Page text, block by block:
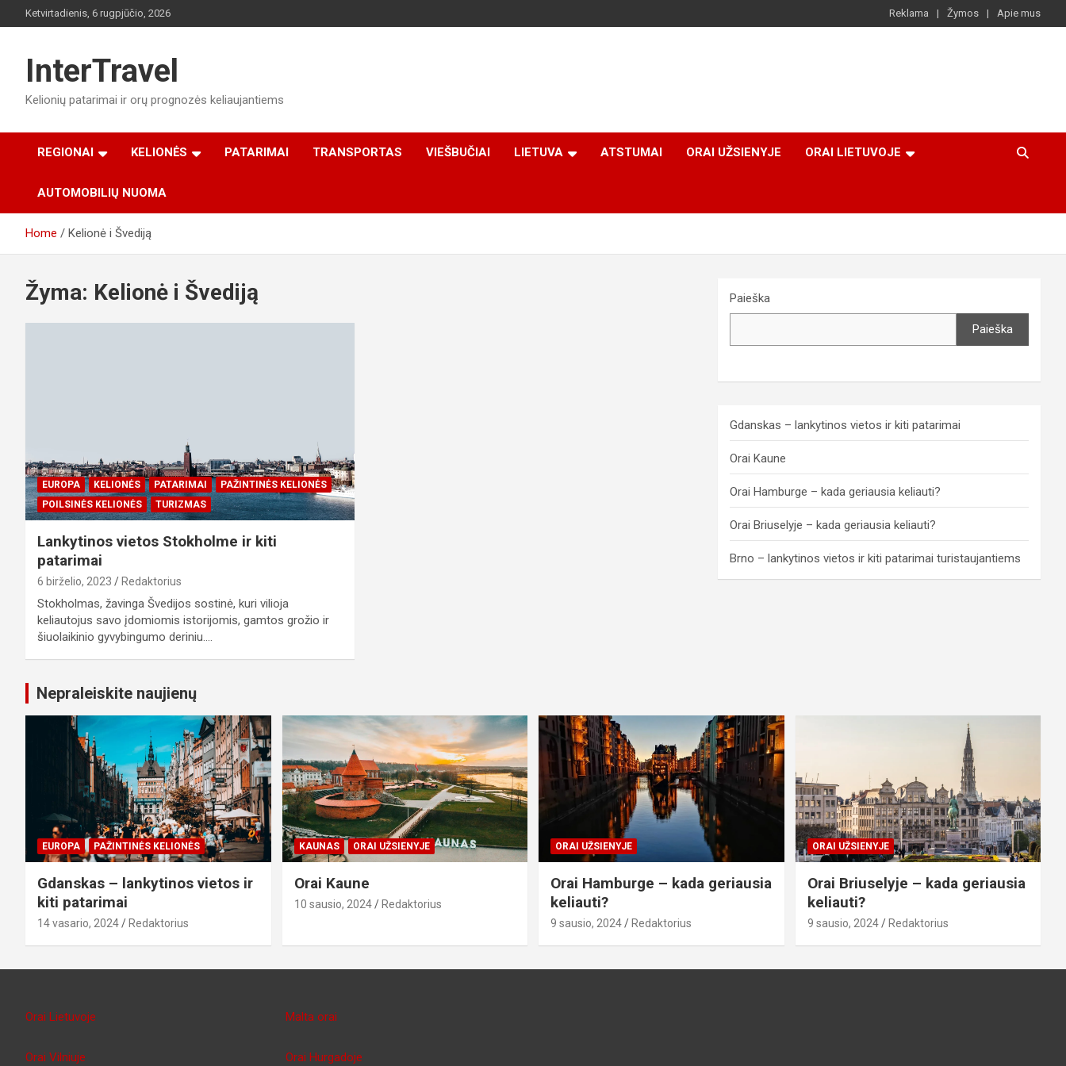
to
Ketvirtadienis, 6 rugpjūčio, 2026 Reklama Žymos Apie mus
InterTravel
Kelionių patarimai ir orų prognozės keliaujantiems
REGIONAI KELIONĖS PATARIMAI TRANSPORTAS VIEŠBUČIAI LIETUVA ATSTUMAI ORAI UŽSIENYJE ORAI LIETUVOJE
AUTOMOBILIŲ NUOMA
Home Kelionė i Švediją
Žyma: Kelionė i Švediją
EUROPA KELIONĖS PATARIMAI
PAŽINTINĖS KELIONĖS
POILSINĖS KELIONĖS
TURIZMAS
Lankytinos vietos Stokholme ir kiti
patarimai
6 birželio, 2023 Redaktorius
Stokholmas, žavinga Švedijos sostinė, kuri vilioja
keliautojus savo įdomiomis istorijomis, gamtos grožio ir
šiuolaikinio gyvybingumo deriniu.…
Paieška
Paieška
Gdanskas – lankytinos vietos ir kiti patarimai
Orai Kaune
Orai Hamburge – kada geriausia keliauti?
Orai Briuselyje – kada geriausia keliauti?
Brno – lankytinos vietos ir kiti patarimai turistaujantiems
Nepraleiskite naujienų
EUROPA PAŽINTINĖS KELIONĖS
Gdanskas – lankytinos vietos ir
kiti patarimai
14 vasario, 2024 Redaktorius
KAUNAS ORAI UŽSIENYJE
Orai Kaune
10 sausio, 2024 Redaktorius
ORAI UŽSIENYJE
Orai Hamburge – kada geriausia
keliauti?
9 sausio, 2024 Redaktorius
ORAI UŽSIENYJE
Orai Briuselyje – kada geriausia
keliauti?
9 sausio, 2024 Redaktorius
Orai Lietuvoje
Orai Vilniuje
Malta orai
Orai Hurgadoje